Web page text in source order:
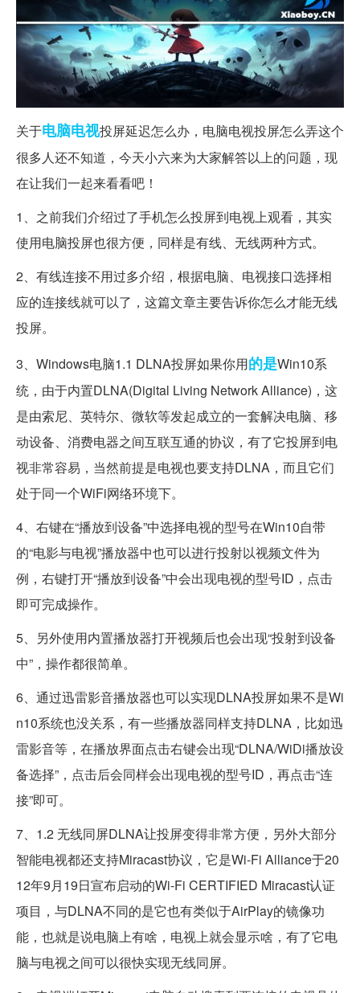
关于电脑电视投屏延迟怎么办，电脑电视投屏怎么弄这个
很多人还不知道，今天小六来为大家解答以上的问题，现
在让我们一起来看看吧！
1、之前我们介绍过了手机怎么投屏到电视上观看，其实
使用电脑投屏也很方便，同样是有线、无线两种方式。
2、有线连接不用过多介绍，根据电脑、电视接口选择相
应的连接线就可以了，这篇文章主要告诉你怎么才能无线
投屏。
3、Windows电脑1.1 DLNA投屏如果你用的是Win10系
统，由于内置DLNA(Digital Living Network Alliance)，这
是由索尼、英特尔、微软等发起成立的一套解决电脑、移
动设备、消费电器之间互联互通的协议，有了它投屏到电
视非常容易，当然前提是电视也要支持DLNA，而且它们
处于同一个WiFi网络环境下。
4、右键在“播放到设备”中选择电视的型号在Win10自带
的“电影与电视”播放器中也可以进行投射以视频文件为
例，右键打开“播放到设备”中会出现电视的型号ID，点击
即可完成操作。
5、另外使用内置播放器打开视频后也会出现“投射到设备
中”，操作都很简单。
6、通过迅雷影音播放器也可以实现DLNA投屏如果不是Wi
n10系统也没关系，有一些播放器同样支持DLNA，比如迅
雷影音等，在播放界面点击右键会出现“DLNA/WiDi播放设
备选择”，点击后会同样会出现电视的型号ID，再点击“连
接”即可。
7、1.2 无线同屏DLNA让投屏变得非常方便，另外大部分
智能电视都还支持Miracast协议，它是Wi-Fi Alliance于20
12年9月19日宣布启动的Wi-Fi CERTIFIED Miracast认证
项目，与DLNA不同的是它也有类似于AirPlay的镜像功
能，也就是说电脑上有啥，电视上就会显示啥，有了它电
脑与电视之间可以很快实现无线同屏。